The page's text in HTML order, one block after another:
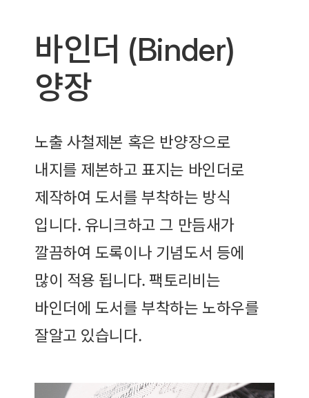
바인더 (Binder)
양장
노출 사철제본 혹은 반양장으로
내지를 제본하고 표지는 바인더로
제작하여 도서를 부착하는 방식
입니다. 유니크하고 그 만듬새가
깔끔하여 도록이나 기념도서 등에
많이 적용 됩니다. 팩토리비는
바인더에 도서를 부착하는 노하우를
잘알고 있습니다.